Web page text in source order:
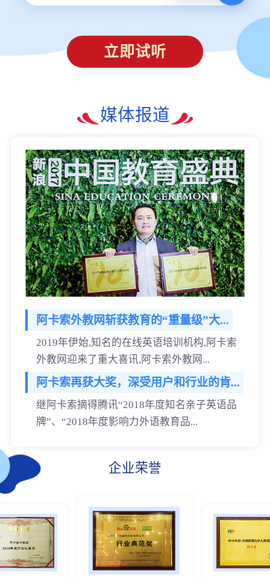
立即试听
媒体报道
阿卡索外教网斩获教育的“重量级”大...
2019年伊始,知名的在线英语培训机构,阿卡索
外教网迎来了重大喜讯,阿卡索外教网...
阿卡索再获大奖，深受用户和行业的肯...
继阿卡索摘得腾讯“2018年度知名亲子英语品
牌”、“2018年度影响力外语教育品...
企业荣誉